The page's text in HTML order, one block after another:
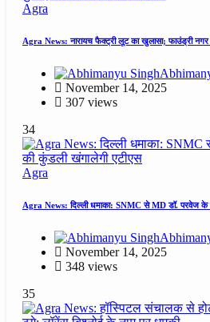
Agra
Agra News: नारायच फैक्ट्री लूट का खुलासा; फाउंड्री
November 14, 2025
307 views
34
Agra
Agra News: दिल्ली धमाका: SNMC से MD डॉ. परवेज के
November 14, 2025
348 views
35